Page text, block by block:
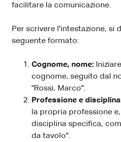
facilitare la comunicazione.
Per scrivere l'intestazione, si
seguente formato:
Cognome, nome:
cognome, seguito dal
"Rossi, Marco".
Professione e
la propria professione
disciplina specifica,
da tavolo".